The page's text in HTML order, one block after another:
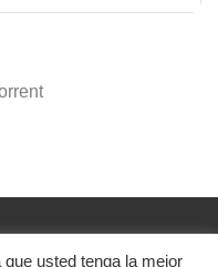
usted tenga la mejor